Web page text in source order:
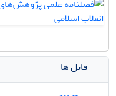
فایل ها